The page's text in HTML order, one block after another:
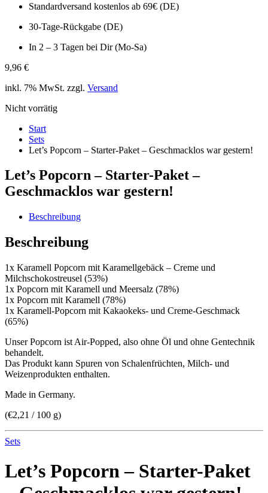
Standardversand kostenlos ab 69€ (DE)
30-Tage-Rückgabe (DE)
In 2 – 3 Tagen bei Dir (Mo-Sa)
9,96 €
inkl. 7% MwSt. zzgl. Versand
Nicht vorrätig
Start
Sets
Let’s Popcorn – Starter-Paket – Geschmacklos war gestern!
Let’s Popcorn – Starter-Paket –
Geschmacklos war gestern!
Beschreibung
Beschreibung
1x Karamell Popcorn mit Karamellgebäck – Creme und
Milchschokostreusel (53%)
1x Popcorn mit Karamell und Meersalz (78%)
1x Popcorn mit Karamell (78%)
1x Karamell-Popcorn mit Kakaokeks- und Creme-Geschmack
(65%)
Unser Popcorn ist Air-Popped, also ohne Öl und ohne Gentechnik
behandelt.
Das Produkt kann Spuren von Schalenfrüchten, Milch- und
Weizenprodukten enthalten.
Made in Germany.
(€2,21 / 100 g)
Sets
Let’s Popcorn – Starter-Paket